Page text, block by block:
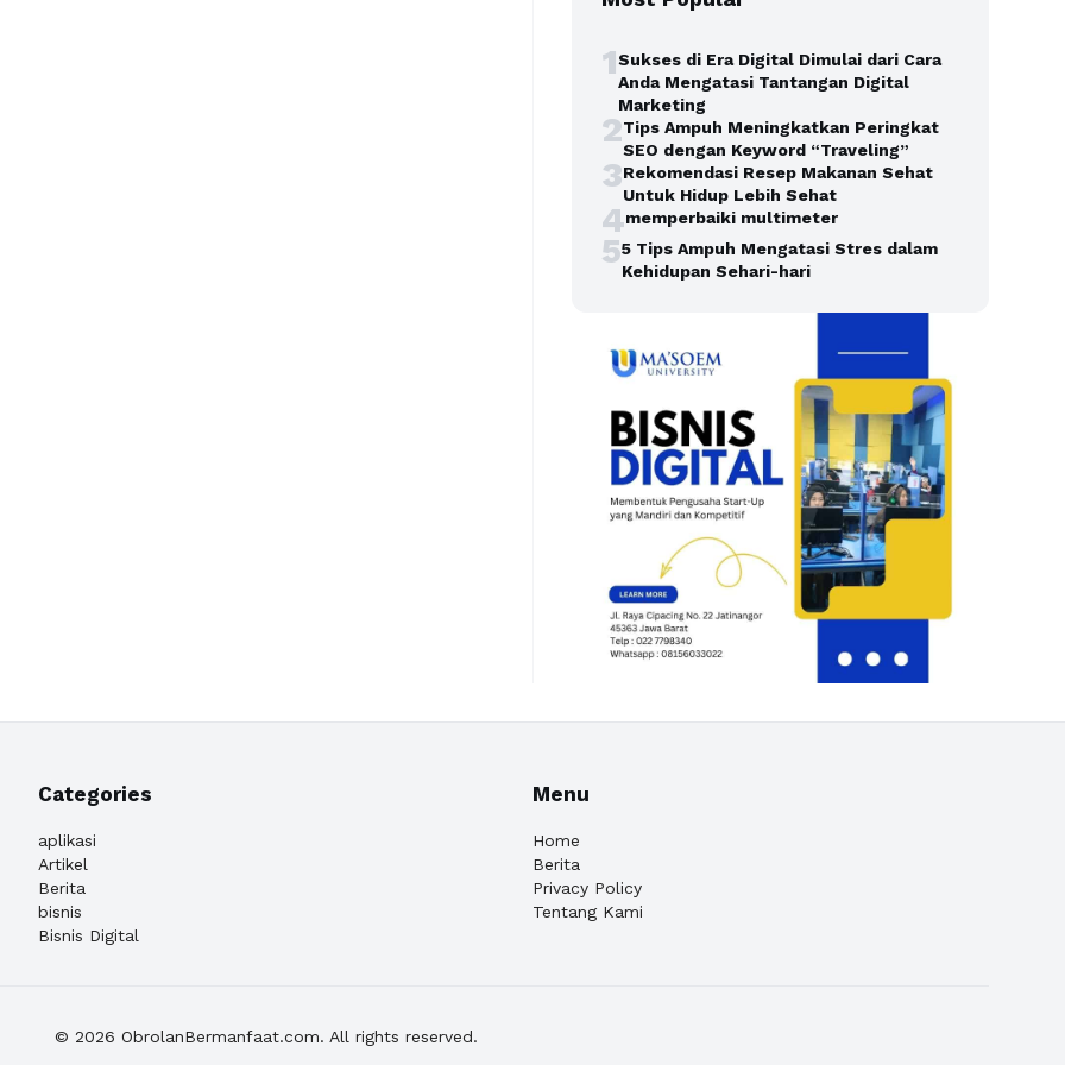
1Sukses di Era Digital Dimulai dari Cara
Anda Mengatasi Tantangan Digital
Marketing
2Tips Ampuh Meningkatkan Peringkat
SEO dengan Keyword “Traveling”
3Rekomendasi Resep Makanan Sehat
Untuk Hidup Lebih Sehat
4memperbaiki multimeter
55 Tips Ampuh Mengatasi Stres dalam
Kehidupan Sehari-hari
Categories
aplikasi
Artikel
Berita
bisnis
Bisnis Digital
Menu
Home
Berita
Privacy Policy
Tentang Kami
© 2026 ObrolanBermanfaat.com. All rights reserved.